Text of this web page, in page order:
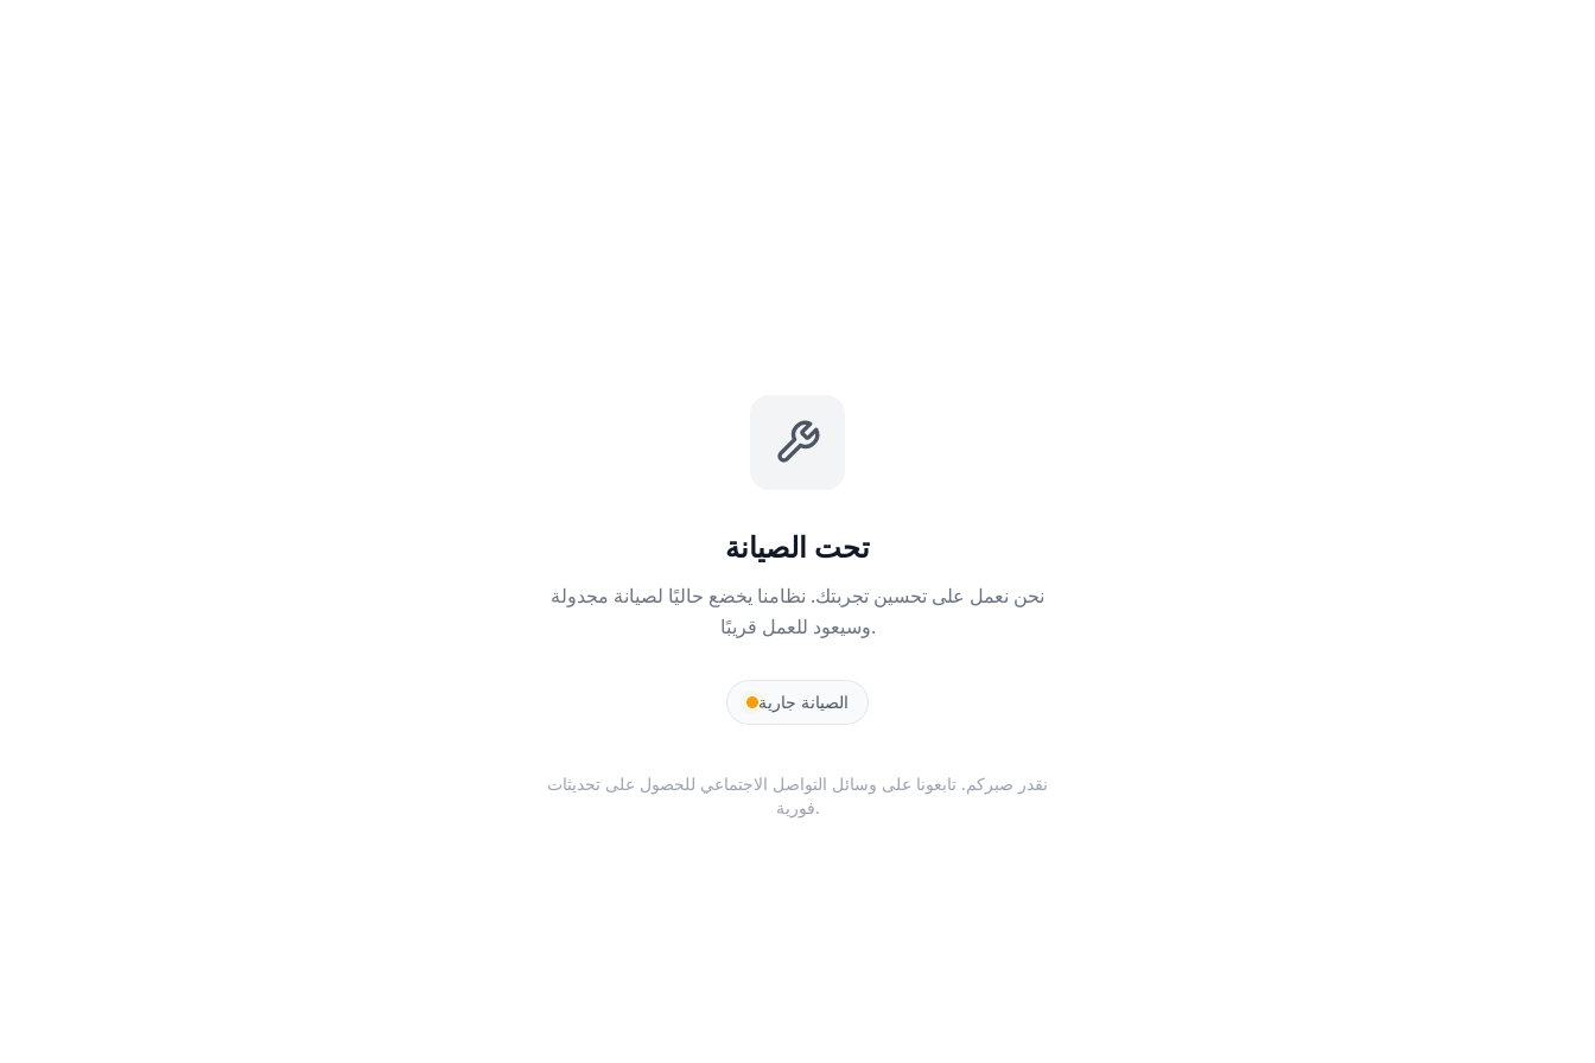
تحت الصيانة
نحن نعمل على تحسين تجربتك. نظامنا يخضع حاليًا لصيانة مجدولة
وسيعود للعمل قريبًا.
الصيانة جارية
نقدر صبركم. تابعونا على وسائل التواصل الاجتماعي للحصول على تحديثات
فورية.